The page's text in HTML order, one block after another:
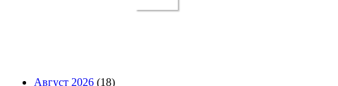
Август 2026 (18)